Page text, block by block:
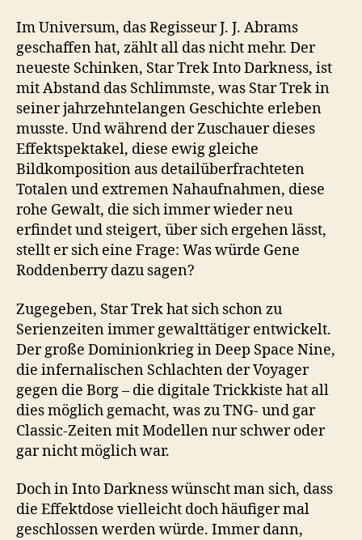
Im Universum, das Regisseur J. J. Abrams
geschaffen hat, zählt all das nicht mehr. Der
neueste Schinken, Star Trek Into Darkness, ist
mit Abstand das Schlimmste, was Star Trek in
seiner jahrzehntelangen Geschichte erleben
musste. Und während der Zuschauer dieses
Effektspektakel, diese ewig gleiche
Bildkomposition aus detailüberfrachteten
Totalen und extremen Nahaufnahmen, diese
rohe Gewalt, die sich immer wieder neu
erfindet und steigert, über sich ergehen lässt,
stellt er sich eine Frage: Was würde Gene
Roddenberry dazu sagen?
Zugegeben, Star Trek hat sich schon zu
Serienzeiten immer gewalttätiger entwickelt.
Der große Dominionkrieg in Deep Space Nine,
die infernalischen Schlachten der Voyager
gegen die Borg – die digitale Trickkiste hat all
dies möglich gemacht, was zu TNG- und gar
Classic-Zeiten mit Modellen nur schwer oder
gar nicht möglich war.
Doch in Into Darkness wünscht man sich, dass
die Effektdose vielleicht doch häufiger mal
geschlossen werden würde. Immer dann,